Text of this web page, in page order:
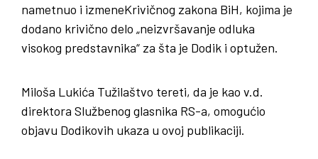
nametnuo i izmeneKrivičnog zakona BiH, kojima je
dodano krivično delo „neizvršavanje odluka
visokog predstavnika“ za šta je Dodik i optužen.
Miloša Lukića Tužilaštvo tereti, da je kao v.d.
direktora Službenog glasnika RS-a, omogućio
objavu Dodikovih ukaza u ovoj publikaciji.